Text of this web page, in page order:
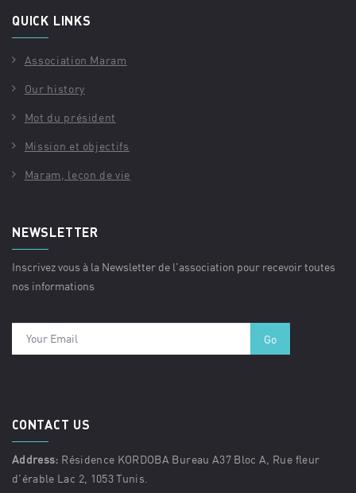
QUICK LINKS
Association Maram
Our history
Mot du président
Mission et objectifs
Maram, leçon de vie
NEWSLETTER
Inscrivez vous à la Newsletter de l'association pour recevoir toutes
nos informations
CONTACT US
Address: Résidence KORDOBA Bureau A37 Bloc A, Rue fleur
d'érable Lac 2, 1053 Tunis.